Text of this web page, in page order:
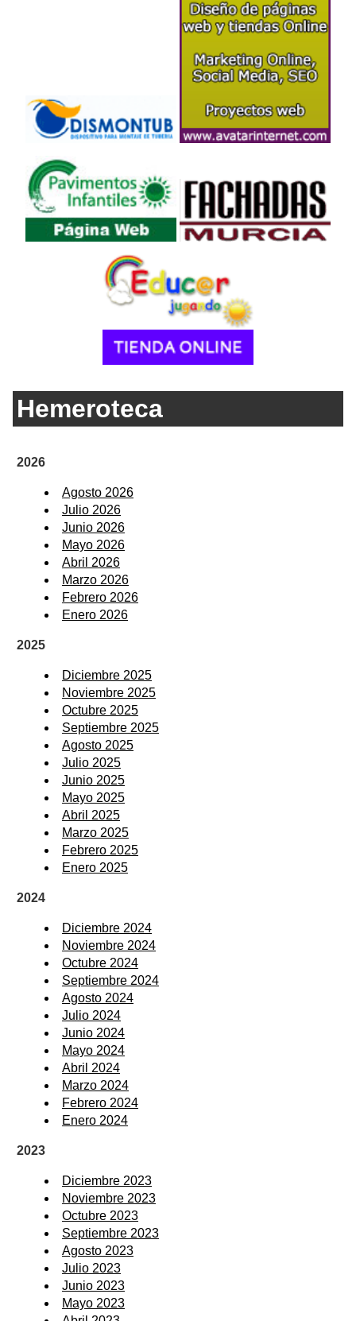
Hemeroteca
2026
Agosto 2026
Julio 2026
Junio 2026
Mayo 2026
Abril 2026
Marzo 2026
Febrero 2026
Enero 2026
2025
Diciembre 2025
Noviembre 2025
Octubre 2025
Septiembre 2025
Agosto 2025
Julio 2025
Junio 2025
Mayo 2025
Abril 2025
Marzo 2025
Febrero 2025
Enero 2025
2024
Diciembre 2024
Noviembre 2024
Octubre 2024
Septiembre 2024
Agosto 2024
Julio 2024
Junio 2024
Mayo 2024
Abril 2024
Marzo 2024
Febrero 2024
Enero 2024
2023
Diciembre 2023
Noviembre 2023
Octubre 2023
Septiembre 2023
Agosto 2023
Julio 2023
Junio 2023
Mayo 2023